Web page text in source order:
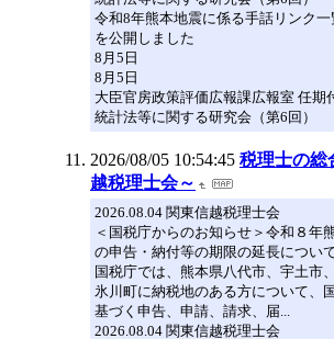
令和8年熊本地震に係る手話リンク
を公開しました
8月5日
8月5日
大臣官房政策評価広報課広報室 任期
統計法等に関する研究会（第6回）
2026/08/05 10:54:45 税理士の総
越税理士会～
2026.08.04 関東信越税理士会
＜国税庁からのお知らせ＞令和８年
の申告・納付等の期限の延長につい
国税庁では、熊本県八代市、宇土市
氷川町に納税地のある方について、
基づく申告、申請、請求、届...
2026.08.04 関東信越税理士会